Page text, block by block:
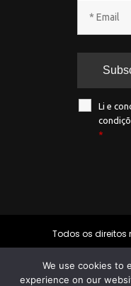
Li e
*
Todos os direitos
2020
We use cookies to
experience on our